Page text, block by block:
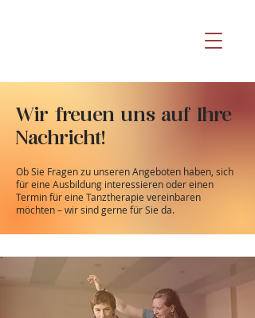
Wir freuen uns auf Ihre
Nachricht!
Ob Sie Fragen zu unseren Angeboten haben, sich
für eine Ausbildung interessieren oder einen
Termin für eine Tanztherapie vereinbaren
möchten – wir sind gerne für Sie da.